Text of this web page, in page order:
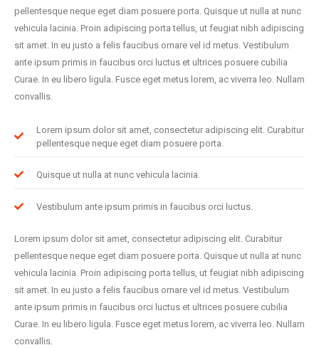
pellentesque neque eget diam posuere porta. Quisque ut nulla at nunc
vehicula lacinia. Proin adipiscing porta tellus, ut feugiat nibh adipiscing
sit amet. In eu justo a felis faucibus ornare vel id metus. Vestibulum
ante ipsum primis in faucibus orci luctus et ultrices posuere cubilia
Curae. In eu libero ligula. Fusce eget metus lorem, ac viverra leo. Nullam
convallis.
Lorem ipsum dolor sit amet, consectetur adipiscing elit. Curabitur
pellentesque neque eget diam posuere porta.
Quisque ut nulla at nunc vehicula lacinia.
Vestibulum ante ipsum primis in faucibus orci luctus.
Lorem ipsum dolor sit amet, consectetur adipiscing elit. Curabitur
pellentesque neque eget diam posuere porta. Quisque ut nulla at nunc
vehicula lacinia. Proin adipiscing porta tellus, ut feugiat nibh adipiscing
sit amet. In eu justo a felis faucibus ornare vel id metus. Vestibulum
ante ipsum primis in faucibus orci luctus et ultrices posuere cubilia
Curae. In eu libero ligula. Fusce eget metus lorem, ac viverra leo. Nullam
convallis.